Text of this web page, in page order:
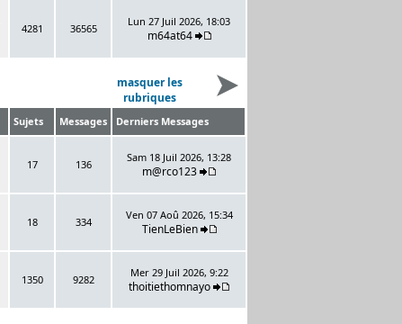
4281 36565
Lun 27 Juil 2026, 18:03
m64at64
masquer les
rubriques
Sujets Messages Derniers Messages
17 136
Sam 18 Juil 2026, 13:28
m@rco123
18 334
Ven 07 Aoû 2026, 15:34
TienLeBien
1350 9282
Mer 29 Juil 2026, 9:22
thoitiethomnayo